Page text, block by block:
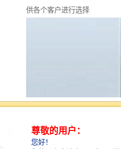
供各个客户进行选择